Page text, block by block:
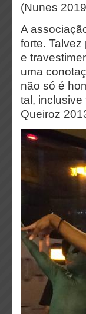
(Nunes
A
forte.
e
uma
não só é
tal, inclusive
Queiroz